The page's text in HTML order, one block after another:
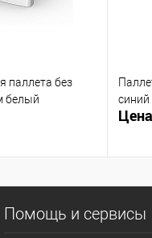
паллета без
белый
синий
Помощь и сервисы